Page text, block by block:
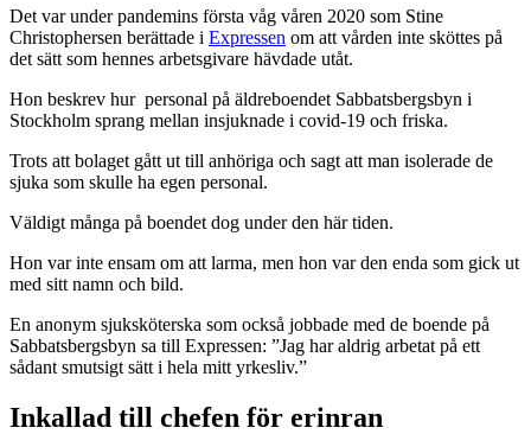
Det var under pandemins första våg våren 2020 som Stine
Christophersen berättade i Expressen om att vården inte sköttes på
det sätt som hennes arbetsgivare hävdade utåt.
Hon beskrev hur personal på äldreboendet Sabbatsbergsbyn i
Stockholm sprang mellan insjuknade i covid-19 och friska.
Trots att bolaget gått ut till anhöriga och sagt att man isolerade de
sjuka som skulle ha egen personal.
Väldigt många på boendet dog under den här tiden.
Hon var inte ensam om att larma, men hon var den enda som gick ut
med sitt namn och bild.
En anonym sjuksköterska som också jobbade med de boende på
Sabbatsbergsbyn sa till Expressen: ”Jag har aldrig arbetat på ett
sådant smutsigt sätt i hela mitt yrkesliv.”
Inkallad till chefen för erinran